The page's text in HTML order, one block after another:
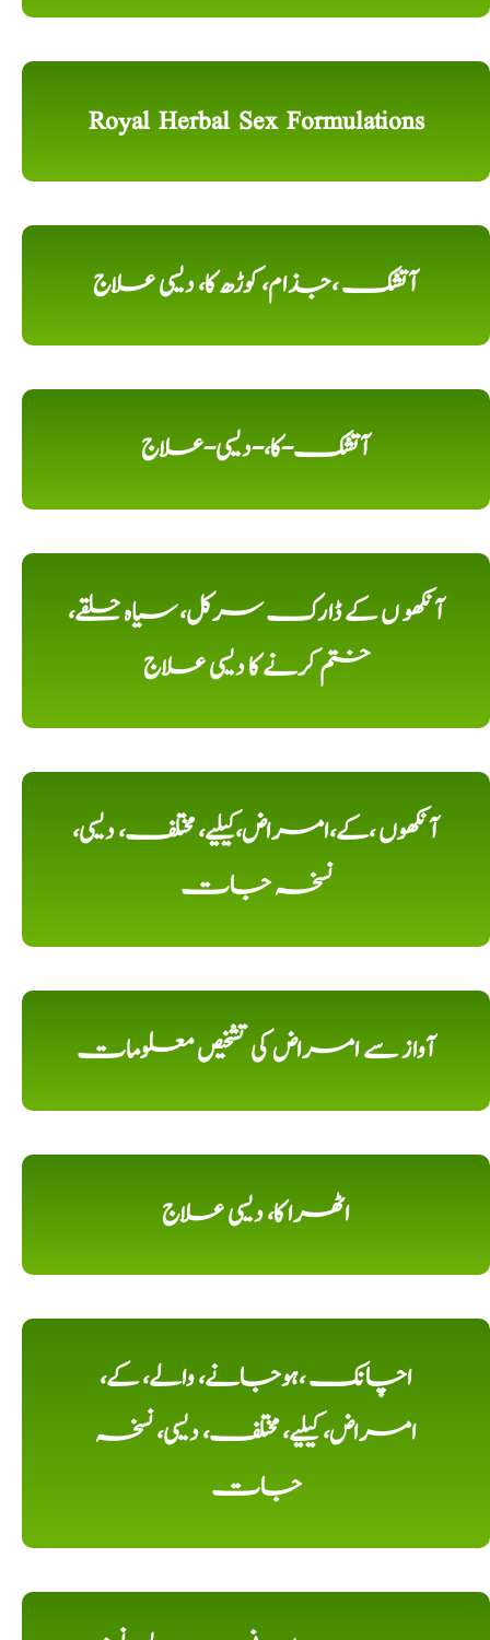
Royal Herbal Sex Formulations
آتشک ،جذام، کوڑھ کا، دیسی علاج
آتشک-کا،-دیسی-علاج
آنکھو ں کے ڈارک سرکل، سیاہ حلقے،
ختم کرنے کا دیسی علاج
آنکھوں ،کے،امراض،کیلیے، مختلف، دیسی،
نسخہ جات
آواز سے امراض کی تشخیص معلومات
اٹھرا کا، دیسی علاج
اچانک ،ہوجانے، والے، کے،
امراض، کیلیے، مختلف، دیسی، نسخہ
جات